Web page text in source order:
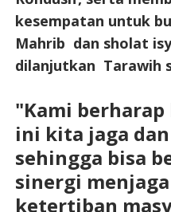
kesempatan untuk
Mahrib dan sholat
dilanjutkan Tarawih
"Kami
ini kita jaga
sehingga bisa
sinergi
ketertiban